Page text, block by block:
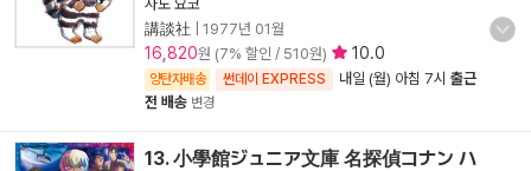
사노 요코
講談社
1977년 01월
16,820원 (7% 할인 / 510원) 10.0
양탄자배송 썬데이 EXPRESS 내일 (월) 아침 7시 출근
전 배송 변경
13. 小學館ジュニア文庫 名探偵コナン ハ